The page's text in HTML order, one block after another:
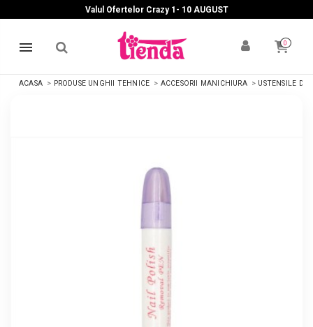
Valul Ofertelor Crazy 1- 10 AUGUST
0
ACASA PRODUSE UNGHII TEHNICE ACCESORII MANICHIURA USTENSILE